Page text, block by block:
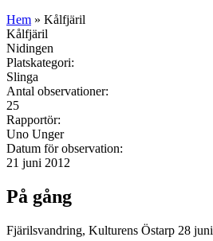
Hem » Kålfjäril
Kålfjäril
Nidingen
Platskategori:
Slinga
Antal observationer:
25
Rapportör:
Uno Unger
Datum för observation:
21 juni 2012
På gång
Fjärilsvandring, Kulturens Östarp 28 juni